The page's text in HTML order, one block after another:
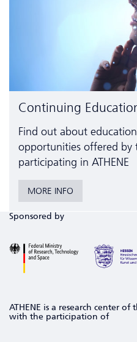
Continuing
Find out about
opportunities offered by
participating in ATHENE
MORE INFO
Sponsored by
ATHENE is a research center
with the participation of